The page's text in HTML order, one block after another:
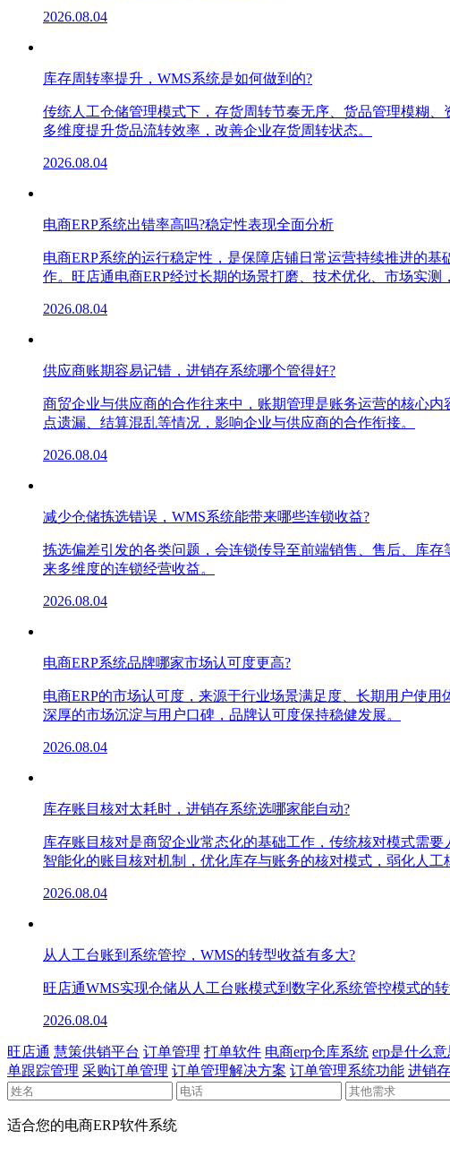
2026.08.04
库存周转率提升，WMS系统是如何做到的?
传统人工仓储管理模式下，存货周转节奏无序、货品管理模糊
多维度提升货品流转效率，改善企业存货周转状态。
2026.08.04
电商ERP系统出错率高吗?稳定性表现全面分析
电商ERP系统的运行稳定性，是保障店铺日常运营持续推进的
作。旺店通电商ERP经过长期的场景打磨、技术优化、市场实测
2026.08.04
供应商账期容易记错，进销存系统哪个管得好?
商贸企业与供应商的合作往来中，账期管理是账务运营的核心
点遗漏、结算混乱等情况，影响企业与供应商的合作衔接。
2026.08.04
减少仓储拣选错误，WMS系统能带来哪些连锁收益?
拣选偏差引发的各类问题，会连锁传导至前端销售、售后、库
来多维度的连锁经营收益。
2026.08.04
电商ERP系统品牌哪家市场认可度更高?
电商ERP的市场认可度，来源于行业场景满足度、长期用户使
深厚的市场沉淀与用户口碑，品牌认可度保持稳健发展。
2026.08.04
库存账目核对太耗时，进销存系统选哪家能自动?
库存账目核对是商贸企业常态化的基础工作，传统核对模式需
智能化的账目核对机制，优化库存与账务的核对模式，弱化人工
2026.08.04
从人工台账到系统管控，WMS的转型收益有多大?
旺店通WMS实现仓储从人工台账模式到数字化系统管控模式的
2026.08.04
旺店通 慧策供销平台 订单管理 打单软件 电商erp仓库系统 erp是什么意
单跟踪管理 采购订单管理 订单管理解决方案 订单管理系统功能 进销
适合您的电商ERP软件系统